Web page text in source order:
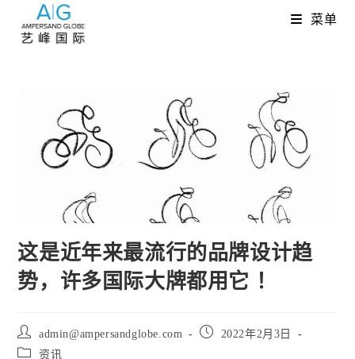
菜单
这是近年来最流行的品牌设计趋
势，许多国际大牌都用它 ！
Post
author:
admin@ampersandglobe.com
Post
2022年2月3日
Post 资讯